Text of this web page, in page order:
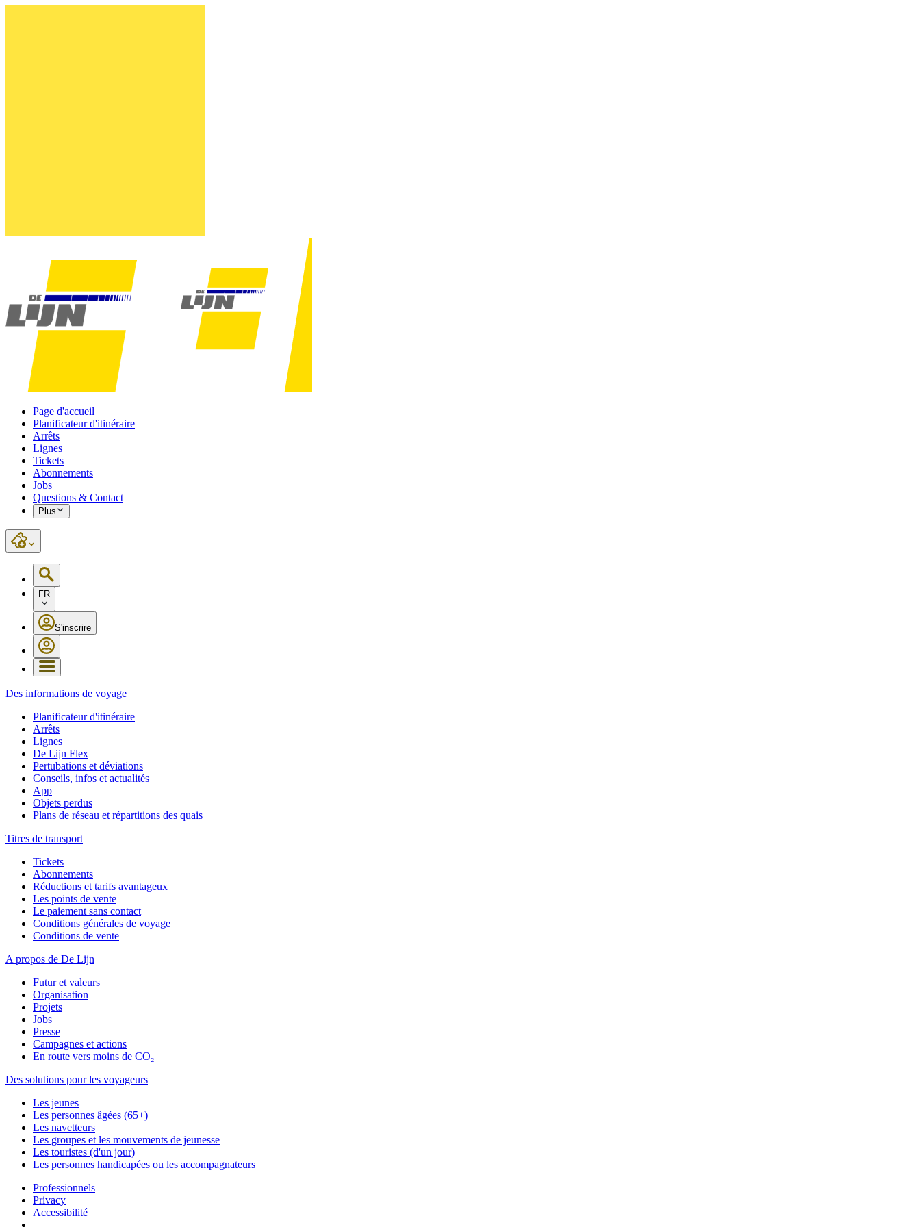
Page d'accueil
Planificateur d'itinéraire
Arrêts
Lignes
Tickets
Abonnements
Jobs
Questions & Contact
Plus
FR
S'inscrire
Des informations de voyage
Planificateur d'itinéraire
Arrêts
Lignes
De Lijn Flex
Pertubations et déviations
Conseils, infos et actualités
App
Objets perdus
Plans de réseau et répartitions des quais
Titres de transport
Tickets
Abonnements
Réductions et tarifs avantageux
Les points de vente
Le paiement sans contact
Conditions générales de voyage
Conditions de vente
A propos de De Lijn
Futur et valeurs
Organisation
Projets
Jobs
Presse
Campagnes et actions
En route vers moins de CO₂
Des solutions pour les voyageurs
Les jeunes
Les personnes âgées (65+)
Les navetteurs
Les groupes et les mouvements de jeunesse
Les touristes (d'un jour)
Les personnes handicapées ou les accompagnateurs
Professionnels
Privacy
Accessibilité